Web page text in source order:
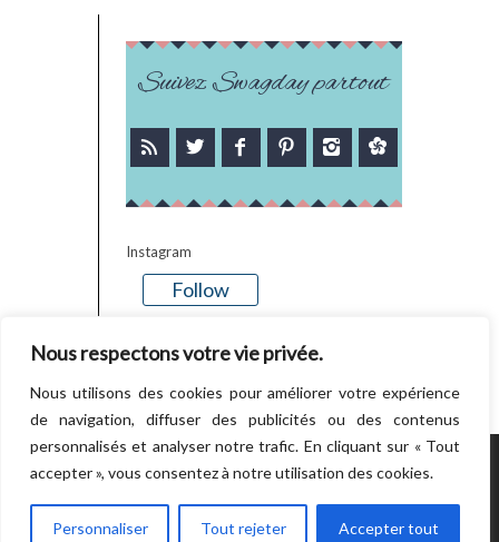
Nous respectons votre vie privée.
Nous utilisons des cookies pour améliorer votre expérience
de navigation, diffuser des publicités ou des contenus
personnalisés et analyser notre trafic. En cliquant sur « Tout
accepter », vous consentez à notre utilisation des cookies.
Personnaliser Tout rejeter Accepter tout
Suivez Swagday partout
Instagram
Follow
POWERED BY WORDPRESS.CREATED BY
THEMESINDEP
RETOUR EN HAUT